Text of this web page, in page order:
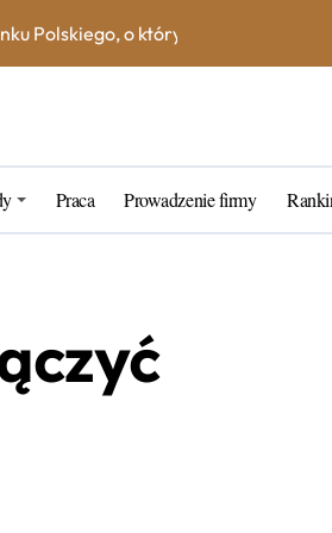
w 2023 roku? Skorzystaj z
kosztów i opłat?
rok
dla siebie?
Praca Prowadzenie firmy